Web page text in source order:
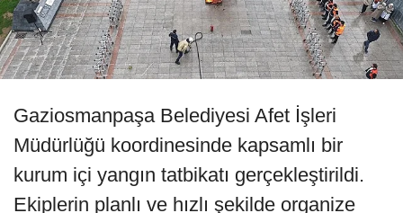
Gaziosmanpaşa Belediyesi Afet İşleri
Müdürlüğü koordinesinde kapsamlı bir
kurum içi yangın tatbikatı gerçekleştirildi.
Ekiplerin planlı ve hızlı şekilde organize